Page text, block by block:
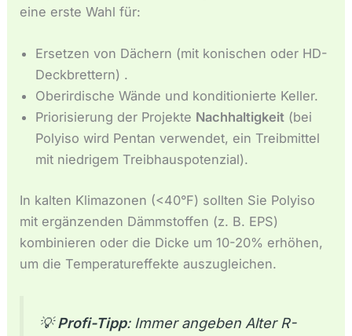
eine erste Wahl für:
Ersetzen von Dächern (mit konischen oder HD-
Deckbrettern) .
Oberirdische Wände und konditionierte Keller.
Priorisierung der Projekte Nachhaltigkeit (bei
Polyiso wird Pentan verwendet, ein Treibmittel
mit niedrigem Treibhauspotenzial).
In kalten Klimazonen (<40°F) sollten Sie Polyiso
mit ergänzenden Dämmstoffen (z. B. EPS)
kombinieren oder die Dicke um 10-20% erhöhen,
um die Temperatureffekte auszugleichen.
💡Profi-Tipp: Immer angeben Alter R-